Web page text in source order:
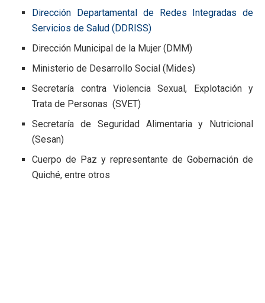
Dirección Departamental de Redes Integradas de
Servicios de Salud (DDRISS)
Dirección Municipal de la Mujer (DMM)
Ministerio de Desarrollo Social (Mides)
Secretaría contra Violencia Sexual, Explotación y
Trata de Personas (SVET)
Secretaría de Seguridad Alimentaria y Nutricional
(Sesan)
Cuerpo de Paz y representante de Gobernación de
Quiché, entre otros